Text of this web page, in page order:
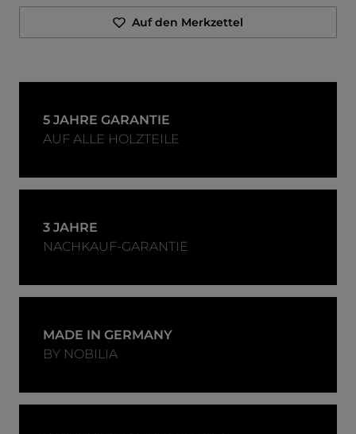
Auf den Merkzettel
5 JAHRE GARANTIE
AUF ALLE HOLZTEILE
3 JAHRE
NACHKAUF-GARANTIE
MADE IN GERMANY
BY NOBILIA